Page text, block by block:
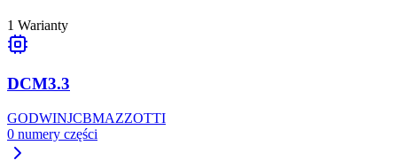
1 Warianty
DCM3.3
GODWINJCBMAZZOTTI
0 numery części